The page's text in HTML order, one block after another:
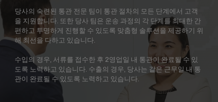
당사의 숙련된 통관 전문 팀이 통관 절차의 모든 단계에서 고객
을 지원합니다. 또한 당사 팀은 운송 과정의 각 단계를 최대한 간
편하고 투명하게 진행할 수 있도록 맞춤형 솔루션을 제공하기 위
해 최선을 다하고 있습니다.
수입의 경우, 서류를 접수한 후 2영업일 내 통관이 완료될 수 있
도록 노력하고 있습니다. 수출의 경우, 당사는 같은 근무일 내 통
관이 완료될 수 있도록 노력하고 있습니다.